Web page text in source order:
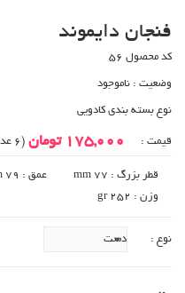
فنجان دایموند
کد محصول 56
وضعیت : ناموجود
نوع بسته بندی کادویی
قیمت : 175,000 تومان (6 عدد)
قطر بزرگ : 77 mm عمق : 79 mm
وزن : 252 gr
نوع :